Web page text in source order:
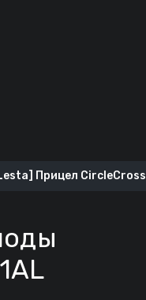
Прицел CircleCross